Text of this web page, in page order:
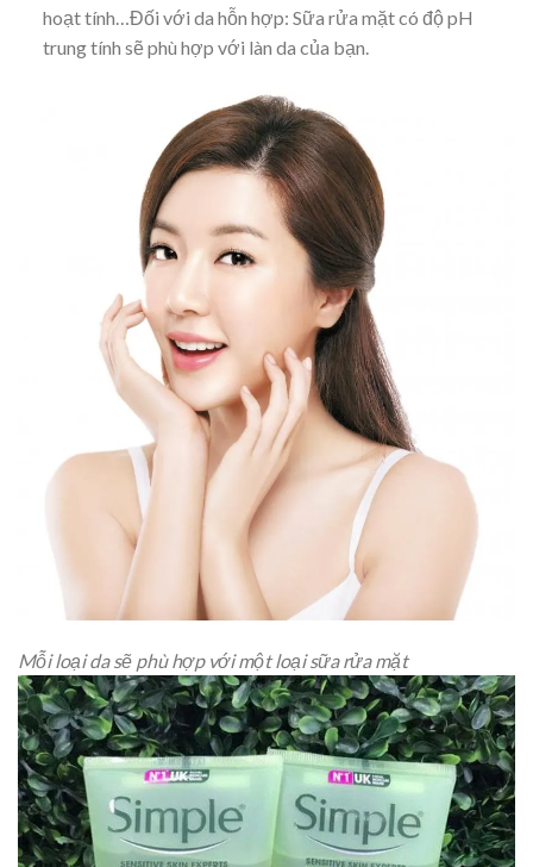
hoạt tính…Đối với da hỗn hợp: Sữa rửa mặt có độ pH
trung tính sẽ phù hợp với làn da của bạn.
Mỗi loại da sẽ phù hợp với một loại sữa rửa mặt